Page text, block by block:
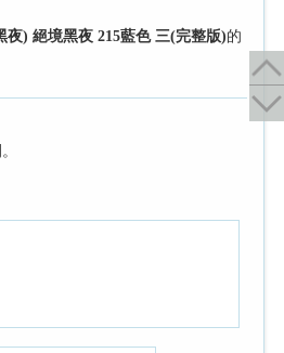
夜) 絕境黑夜 215藍色 三(完整版)的